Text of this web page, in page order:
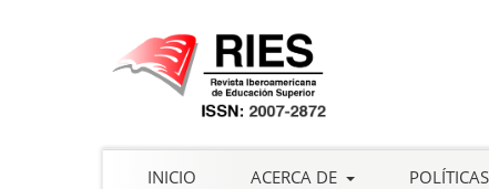
INICIO ACERCA DE POLÍTICAS